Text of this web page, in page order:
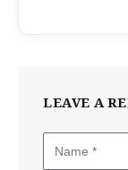
LEAVE A